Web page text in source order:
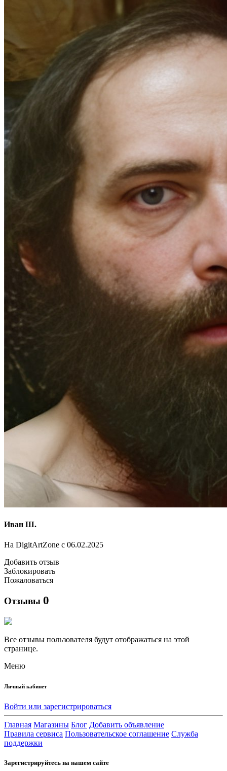
Иван Ш.
На DigitArtZone с 06.02.2025
Добавить отзыв
Заблокировать
Пожаловаться
Отзывы 0
Все отзывы пользователя будут отображаться на этой
странице.
Меню
Личный кабинет
Войти или зарегистрироваться
Главная Магазины Блог Добавить объявление
Правила сервиса Пользовательское соглашение Служба
поддержки
Зарегистрируйтесь на нашем сайте